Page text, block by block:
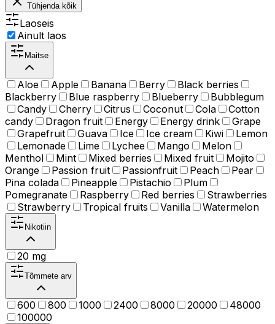
Tühjenda kõik
Laoseis
Ainult laos
Maitse
Aloe Apple Banana Berry
Black berries
Blackberry
Blue raspberry Blueberry
Bubblegum
Candy
Cherry Citrus Coconut Cola
Cotton
candy
Dragon fruit Energy Energy drink
Grape
Grapefruit
Guava Ice Ice cream Kiwi
Lemon
Lemonade
Lime Lychee Mango
Melon
Menthol
Mint Mixed berries Mixed fruit
Mojito
Orange
Passion fruit Passionfruit Peach
Pear
Pina colada
Pineapple Pistachio
Plum
Pomegranate
Raspberry Red berries
Strawberries
Strawberry
Tropical fruits Vanilla Watermelon
Nikotiin
20 mg
Tõmmete arv
600 800 1000 2400 8000 20000
48000
100000